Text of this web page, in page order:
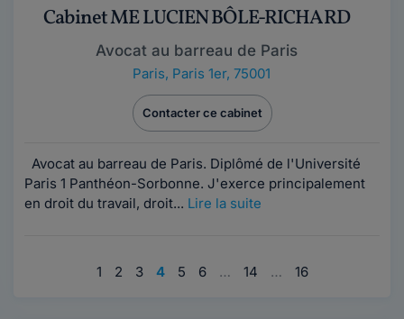
Cabinet ME LUCIEN BÔLE-RICHARD
Avocat au barreau de Paris
Paris, Paris 1er, 75001
Contacter ce cabinet
Avocat au barreau de Paris. Diplômé de l'Université
Paris 1 Panthéon-Sorbonne. J'exerce principalement
en droit du travail, droit... Lire la suite
1 2 3 4 5 6 … 14 … 16